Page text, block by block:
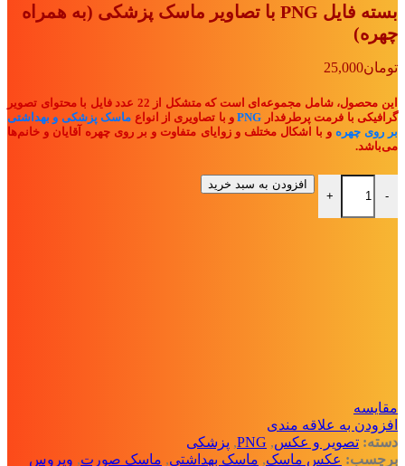
تومان77,000 تومان48,000.
بسته فایل PNG با تصاویر ماسک پزشکی (به همراه
چهره)
تومان25,000
این محصول، شامل مجموعه‌ای است که متشکل از 22 عدد فایل با محتوای تصویر
گرافیکی با فرمت پرطرفدار PNGو با تصاویری از انواع ماسک پزشکی و بهداشتی
بر روی چهره و با اشکال مختلف و زوایای متفاوت و بر روی چهره آقایان و خانم‌ها
می‌باشد.
-
+
افزودن به سبد خرید
مقايسه
افزودن به علاقه مندی
دسته: تصویر و عکس,
PNG
, پزشکی
برچسب: عکس ماسک, ماسک بهداشتی, ماسک صورت, ویروس